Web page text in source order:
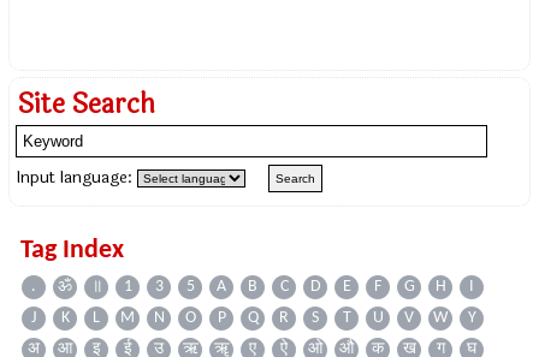
Site Search
Input language:
Tag Index
. ॐ ॥ 1 3 5 A B C D E F G H
I
J
K L M N O P Q R S T U V W
Y
अ
आ इ ई उ ऋ ॠ ए ऐ ओ औ क ख ग
घ